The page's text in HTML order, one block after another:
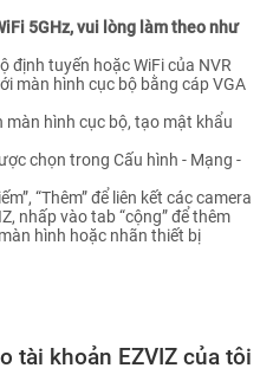
5GHz, vui lòng làm theo như
định tuyến hoặc WiFi của NVR
màn hình cục bộ bằng cáp VGA
hình cục bộ, tạo mật khẩu
chọn trong Cấu hình - Mạng -
“Thêm” để liên kết các camera
nhấp vào tab “cộng” để thêm
hình hoặc nhãn thiết bị
tài khoản EZVIZ của tôi